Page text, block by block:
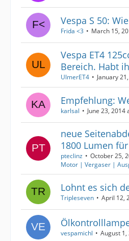
Vespa S 50:
Frida <3 March 15,
Vespa ET4
Bereich. Habt
UlmerET4 January
Empfehlung:
karlsal June 23, 2014
neue
1800 Lumen für
pteclinz
October 25,
Motor | Vergaser |
Lohnt es sich
Tripleseven April 12,
vespamichl August 1,